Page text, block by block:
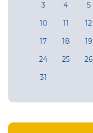
3
4 5
10
11 12
17
18 19
24
25 26
31